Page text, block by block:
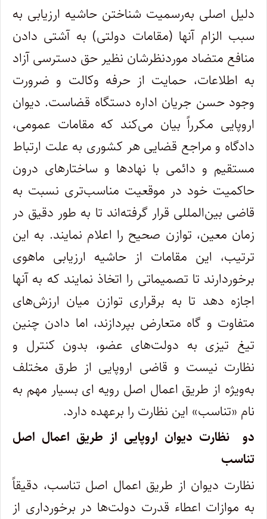
دلیل اصلی بهرسمیت شناختن حاشیه ارزیابی به
سبب الزام آنها (مقامات دولتی) به آشتی دادن
منافع متضاد موردنظرشان نظیر حق دسترسی آزاد
به اطلاعات، حمایت از حرفه وکالت و ضرورت
وجود حسن جریان اداره دستگاه قضاست. دیوان
اروپایی مکرراً بیان میکند که مقامات عمومی،
دادگاه و مراجع قضایی هر کشوری به علت ارتباط
مستقیم و دائمی با نهادها و ساختارهای درون
حاکمیت خود در موقعیت مناسبتری نسبت به
قاضی بینالمللی قرار گرفتهاند تا به طور دقیق در
زمان معین، توازن صحیح را اعلام نمایند. به این
ترتیب، این مقامات از حاشیه ارزیابی ماهوی
برخوردارند تا تصمیماتی را اتخاذ نمایند که به آنها
اجازه دهد تا به برقراری توازن میان ارزشهای
متفاوت و گاه متعارض بپردازند، اما دادن چنین
تیغ تیزی به دولتهای عضو، بدون کنترل و
نظارت نیست و قاضی اروپایی از طرق مختلف
بهویژه از طریق اعمال اصل رویه ای بسیار مهم به
نام «تناسب» این نظارت را برعهده دارد.
دو نظارت دیوان اروپایی از طریق اعمال اصل
تناسب
نظارت دیوان از طریق اعمال اصل تناسب، دقیقاً
به موازات اعطاء قدرت دولتها در برخورداری از